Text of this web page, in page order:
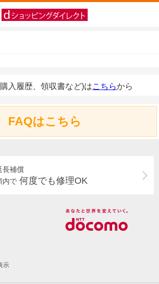
入履歴、領収書など)はこちらから
FAQはこちら
長補償
内で 何度でも修理OK
示